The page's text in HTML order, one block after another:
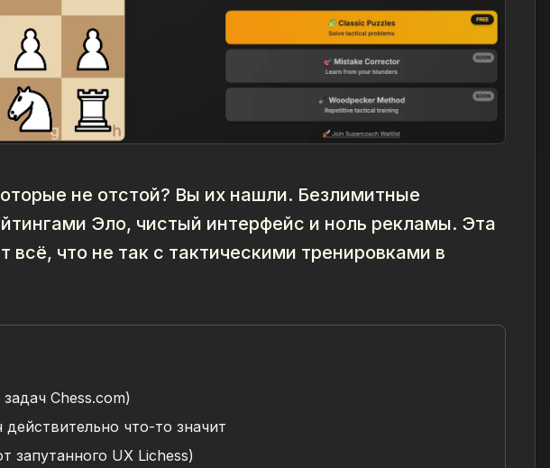
не отстой? Вы их нашли. Безлимитные
Эло, чистый интерфейс и ноль рекламы. Эта
всё, что не так с тактическими тренировками в
Chess.com)
что-то значит
запутанного UX Lichess)